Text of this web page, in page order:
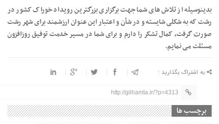
بدینوسیله از تلاش های شما جهت برگزاری بزرگترین رویداد خوراک کشور در
رشت که به شکلی شایسته و در شأن و اعتبار این عنوان ارزشمند برای شهر رشت
صورت گرفت، کمال تشکر را دارم و برای شما در مسیر خدمت توفیق روزافزون
مسئلت می نمایم.
به اشتراک بگذارید :
http://gilhamta.ir/?p=4313
برچسب ها